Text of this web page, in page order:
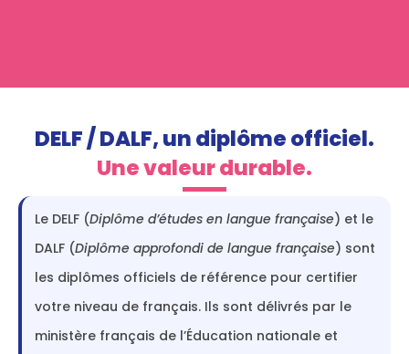
DELF / DALF, un diplôme officiel.
Une valeur durable.
Le DELF (Diplôme d’études en langue française) et le
DALF (Diplôme approfondi de langue française) sont
les diplômes officiels de référence pour certifier
votre niveau de français. Ils sont délivrés par le
ministère français de l’Éducation nationale et